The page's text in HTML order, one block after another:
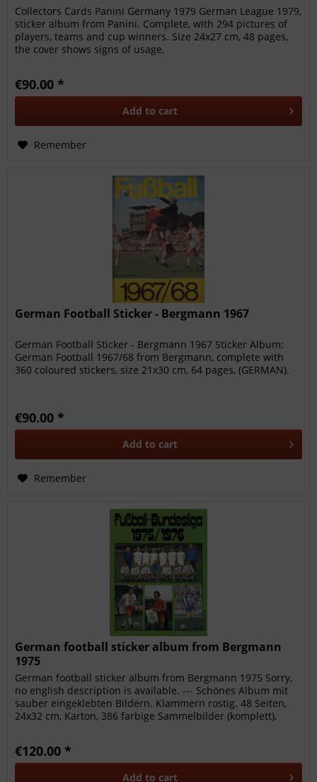
Collectors Cards Panini Germany 1979 German League 1979,
sticker album from Panini. Complete, with 294 pictures of
players, teams and cup winners. Size 24x27 cm, 48 pages,
the cover shows signs of usage,
€90.00 *
Add to cart
Remember
German Football Sticker - Bergmann 1967
German Football Sticker - Bergmann 1967 Sticker Album:
German Football 1967/68 from Bergmann, complete with
360 coloured stickers, size 21x30 cm, 64 pages, (GERMAN).
€90.00 *
Add to cart
Remember
German football sticker album from Bergmann
1975
German football sticker album from Bergmann 1975 Sorry,
no english description is available. --- Schönes Album mit
sauber eingeklebten Bildern. Klammern rostig. 48 Seiten,
24x32 cm, Karton, 386 farbige Sammelbilder (komplett),
€120.00 *
Add to cart